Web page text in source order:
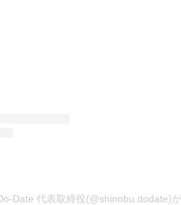
Date 代表取締役(@shinobu.dodate)